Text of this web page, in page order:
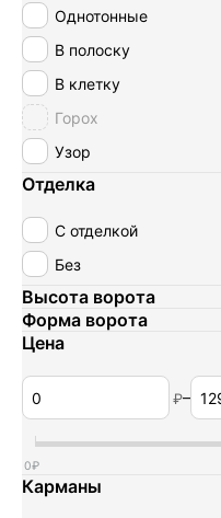
100% лён
вискоза+полиэстер
100% крапива
полиэстер+эластан
Однотонные
В полоску
В клетку
Горох
Узор
Отделка
С отделкой
Без
Высота ворота
Форма ворота
Цена
₽–
0₽
Карманы